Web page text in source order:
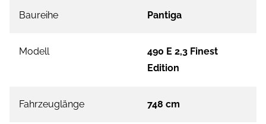
Baureihe Pantiga
Modell
490 E 2,3 Finest
Edition
Fahrzeuglänge 748 cm